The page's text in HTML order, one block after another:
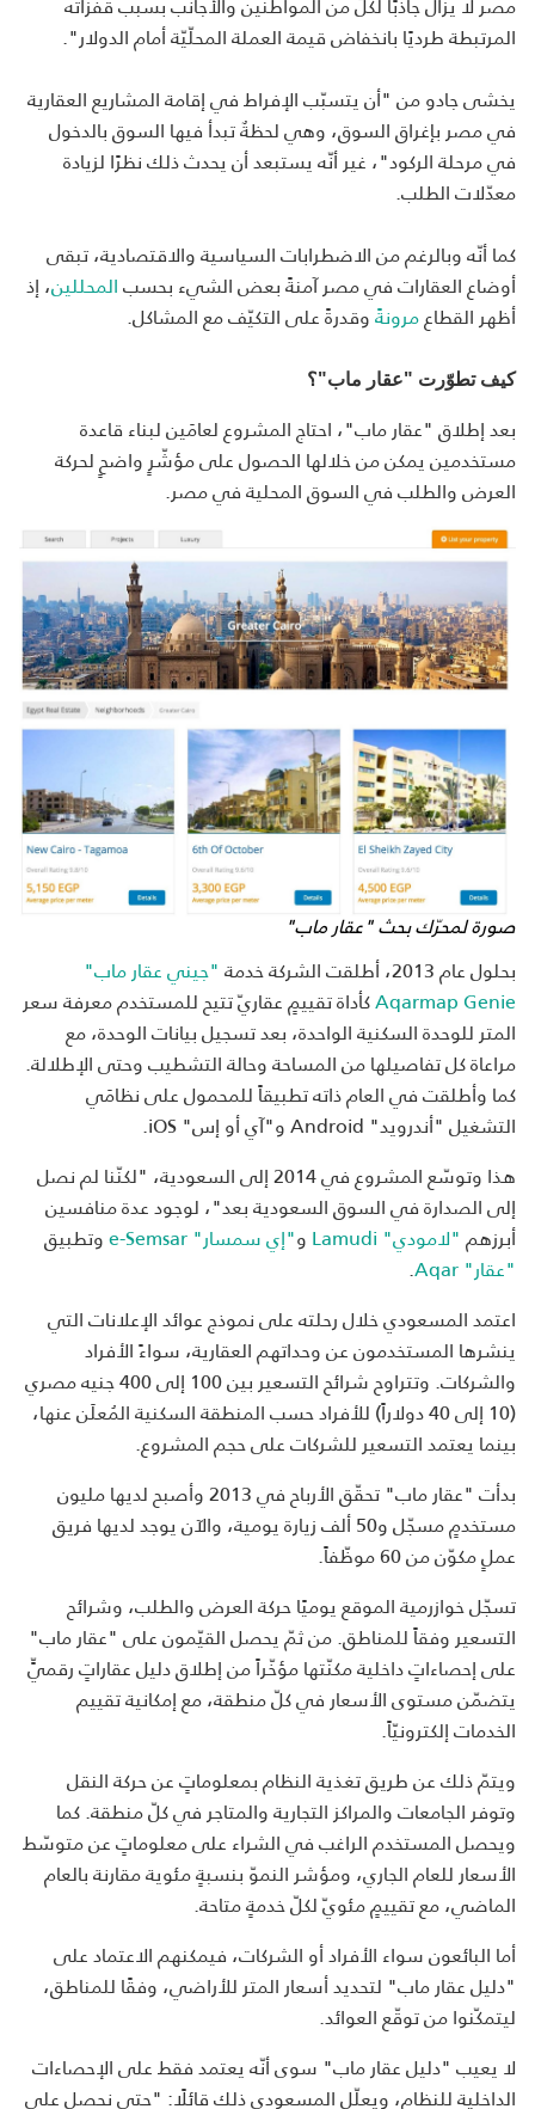
المرتبطة طرديًا بانخفاض قيمة العملة المحلّيّة أمام الدولار".
يخشى جادو من "أن يتسبّب الإفراط في إقامة المشاريع العقارية
في مصر بإغراق السوق، وهي لحظةٌ تبدأ فيها السوق بالدخول
في مرحلة الركود"، غير أنّه يستبعد أن يحدث ذلك نظرًا لزيادة
معدّلات الطلب.
كما أنّه وبالرغم من الاضطرابات السياسية والاقتصادية، تبقى
أوضاع العقارات في مصر آمنةً بعض الشيء بحسبالمحللين، إذ
أظهر القطاعمرونةً وقدرةً على التكيّف مع المشاكل.
كيف تطوّرت "عقار ماب"؟
بعد إطلاق "عقار ماب"، احتاج المشروع لعامَين لبناء قاعدة
مستخدمين يمكن من خلالها الحصول على مؤشّرٍ واضحٍ لحركة
العرض والطلب في السوق المحلية في مصر.
صورة لمحرّك بحث "عقار ماب"
بحلول عام 2013، أطلقت الشركة خدمة
"جيني عقار ماب"
Aqarmap Genieكأداة تقييمٍ عقاريّ تتيح للمستخدم معرفة سعر
المتر للوحدة السكنية الواحدة، بعد تسجيل بيانات الوحدة، مع
مراعاة كل تفاصيلها من المساحة وحالة التشطيب وحتى الإطلالة.
كما وأطلقت في العام ذاته تطبيقاً للمحمول على نظامَي
التشغيل "أندرويد" Androidو"آي أو إس"iOS
.
هذا وتوسّع المشروع في 2014 إلى السعودية، "لكنّنا لم نصل
إلى الصدارة في السوق السعودية بعد"، لوجود عدة منافسين
أبرزهم"لامودي" Lamudiو"إي سمسار"e-Semsarوتطبيق
"عقار"Aqar
.
اعتمد المسعودي خلال رحلته على نموذج عوائد الإعلانات التي
ينشرها المستخدمون عن وحداتهم العقارية، سواءً الأفراد
والشركات. وتتراوح شرائح التسعير بين 100 إلى 400 جنيه مصري
(10 إلى 40 دولاراً) للأفراد حسب المنطقة السكنية المُعلَن عنها،
بينما يعتمد التسعير للشركات على حجم المشروع.
بدأت "عقار ماب" تحقّق الأرباح في 2013 وأصبح لديها مليون
مستخدمٍ مسجّل و50 ألف زيارة يومية، والآن يوجد لديها فريق
عملٍ مكوّن من 60 موظّفاً.
تسجّل خوازرمية الموقع يوميًا حركة العرض والطلب، وشرائح
التسعير وفقاً للمناطق. من ثمّ يحصل القيّمون على "عقار ماب"
على إحصاءاتٍ داخلية مكنّتها مؤخّراً من إطلاق دليل عقاراتٍ رقميٍّ
يتضمّن مستوى الأسعار في كلّ منطقة، مع إمكانية تقييم
الخدمات إلكترونيّاً.
ويتمّ ذلك عن طريق تغذية النظام بمعلوماتٍ عن حركة النقل
وتوفر الجامعات والمراكز التجارية والمتاجر في كلّ منطقة. كما
ويحصل المستخدم الراغب في الشراء على معلوماتٍ عن متوسّط
الأسعار للعام الجاري، ومؤشر النموّ بنسبةٍ مئوية مقارنة بالعام
الماضي، مع تقييمٍ مئويّ لكلّ خدمةٍ متاحة.
أما البائعون سواء الأفراد أو الشركات، فيمكنهم الاعتماد على
"دليل عقار ماب" لتحديد أسعار المتر للأراضي، وفقًا للمناطق،
ليتمكّنوا من توقّع العوائد.
لا يعيب "دليل عقار ماب" سوى أنّه يعتمد فقط على الإحصاءات
الداخلية للنظام، ويعلّل المسعودي ذلك قائلًا: "حتى نحصل على